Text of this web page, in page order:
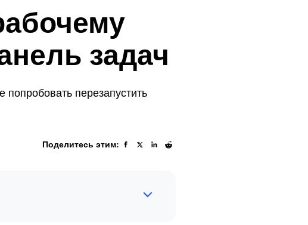
с
задач
перезапустить
Поделитесь этим: